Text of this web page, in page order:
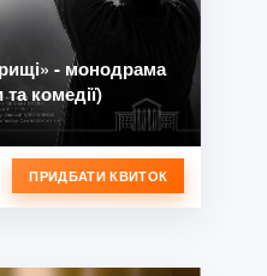
- монодрама
комедії)
ПРИДБАТИ КВИТОК